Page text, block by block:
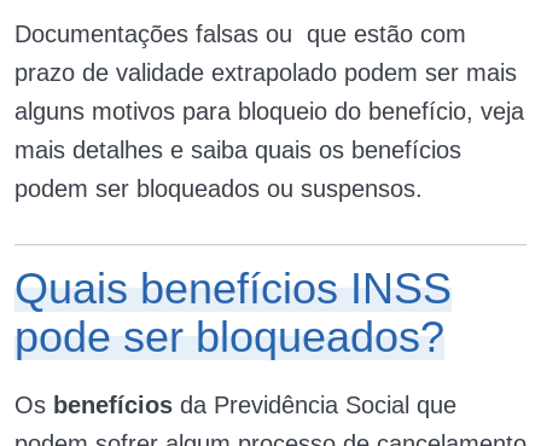
Documentações falsas ou que estão com
prazo de validade extrapolado podem ser mais
alguns motivos para bloqueio do benefício, veja
mais detalhes e saiba quais os benefícios
podem ser bloqueados ou suspensos.
Quais benefícios INSS
pode ser bloqueados?
Os benefícios da Previdência Social que